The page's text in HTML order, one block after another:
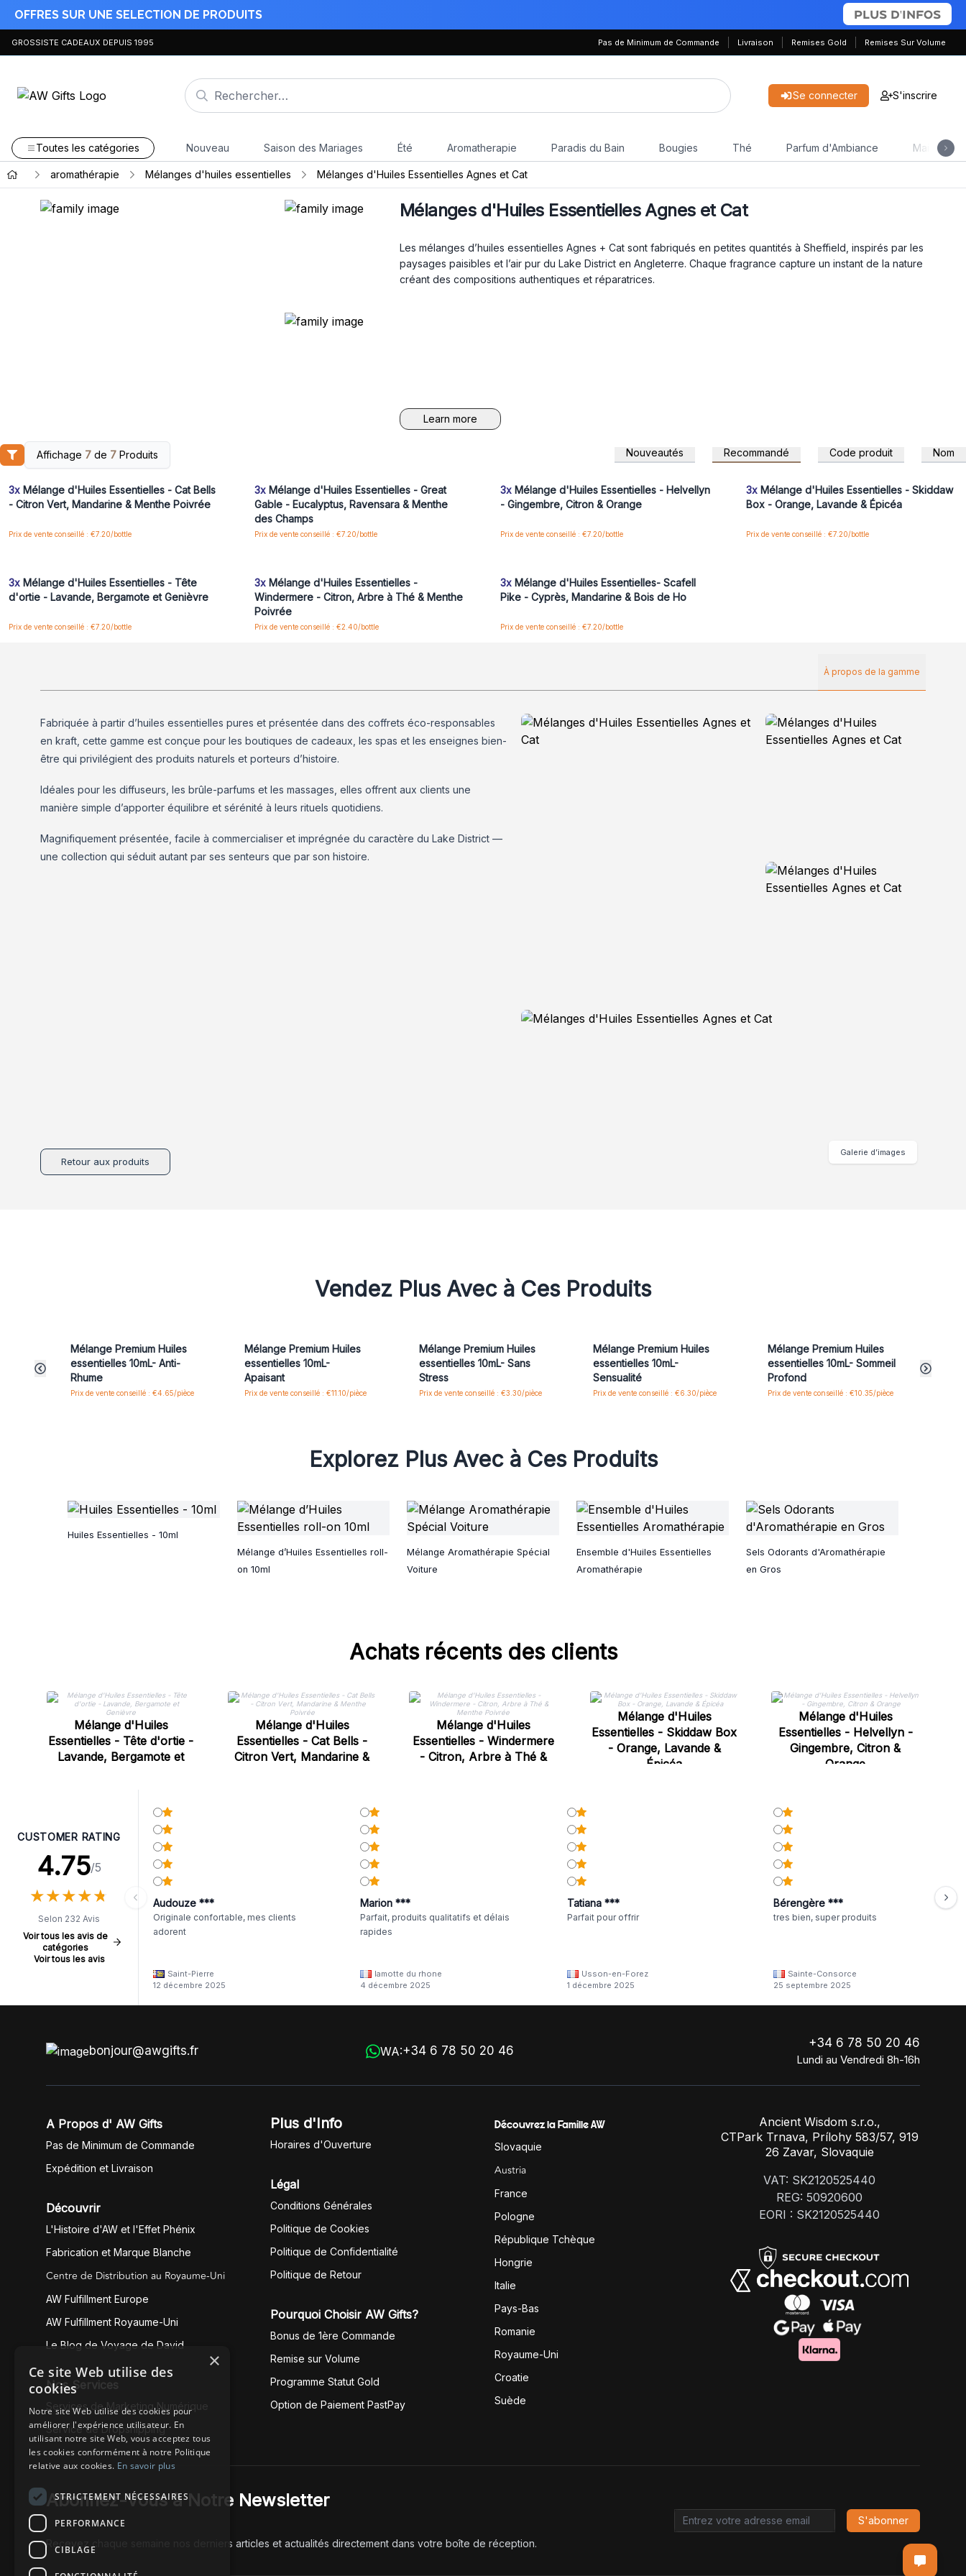
OFFRES SUR UNE SELECTION DE PRODUITS PLUS D'INFOS
GROSSISTE CADEAUX DEPUIS 1995 Pas de Minimum de Commande Livraison Remises Gold Remises Sur Volume
Se connecter S'inscrire
Toutes les catégories Nouveau Saison des Mariages Été Aromatherapie Paradis du Bain Bougies Thé Parfum d'Ambiance Maison &
aromathérapie Mélanges d'huiles essentielles Mélanges d'Huiles Essentielles Agnes et Cat
Mélanges d'Huiles Essentielles Agnes et Cat
Les mélanges d’huiles essentielles Agnes + Cat sont fabriqués en petites quantités à Sheffield, inspirés par les
paysages paisibles et l’air pur du Lake District en Angleterre. Chaque fragrance capture un instant de la nature
créant des compositions authentiques et réparatrices.
Learn more
Affichage 7de 7Produits Nouveautés Recommandé Code produit Nom
Connectez-vous ou inscrivez-vous pour accéder
aux prix de gros
3x Mélange d'Huiles Essentielles - Cat Bells
- Citron Vert, Mandarine & Menthe Poivrée
Prix de vente conseillé : €7.20/bottle
3x Mélange d'Huiles Essentielles - Great
Gable - Eucalyptus, Ravensara & Menthe
des Champs
Prix de vente conseillé : €7.20/bottle
Connectez-vous ou inscrivez-vous pour accéder
aux prix de gros
3x Mélange d'Huiles Essentielles - Helvellyn
- Gingembre, Citron & Orange
Prix de vente conseillé : €7.20/bottle
Connectez-vous ou inscrivez-vous pour accéder
aux prix de gros
3x Mélange d'Huiles Essentielles - Skiddaw
Box - Orange, Lavande & Épicéa
Prix de vente conseillé : €7.20/bottle
3x Mélange d'Huiles Essentielles - Tête
d'ortie - Lavande, Bergamote et Genièvre
Prix de vente conseillé : €7.20/bottle
3x Mélange d'Huiles Essentielles -
Windermere - Citron, Arbre à Thé & Menthe
Poivrée
Prix de vente conseillé : €2.40/bottle
3x Mélange d'Huiles Essentielles- Scafell
Pike - Cyprès, Mandarine & Bois de Ho
Prix de vente conseillé : €7.20/bottle
À propos de la gamme
Fabriquée à partir d’huiles essentielles pures et présentée dans des coffrets éco-responsables
en kraft, cette gamme est conçue pour les boutiques de cadeaux, les spas et les enseignes bien-
être qui privilégient des produits naturels et porteurs d’histoire.
Idéales pour les diffuseurs, les brûle-parfums et les massages, elles offrent aux clients une
manière simple d’apporter équilibre et sérénité à leurs rituels quotidiens.
Magnifiquement présentée, facile à commercialiser et imprégnée du caractère du Lake District —
une collection qui séduit autant par ses senteurs que par son histoire.
Retour aux produits
Galerie d’images
Vendez Plus Avec à Ces Produits
Mélange Premium Huiles
essentielles 10mL- Anti-
Rhume
Prix de vente conseillé : €4.65/pièce
Mélange Premium Huiles
essentielles 10mL-
Apaisant
Prix de vente conseillé : €11.10/pièce
Mélange Premium Huiles
essentielles 10mL- Sans
Stress
Prix de vente conseillé : €3.30/pièce
Mélange Premium Huiles
essentielles 10mL-
Sensualité
Prix de vente conseillé : €6.30/pièce
Mélange Premium Huiles
essentielles 10mL- Sommeil
Profond
Prix de vente conseillé : €10.35/pièce
Explorez Plus Avec à Ces Produits
Huiles Essentielles - 10ml
Mélange d’Huiles Essentielles roll-
on 10ml
Mélange Aromathérapie Spécial
Voiture
Ensemble d'Huiles Essentielles
Aromathérapie
Sels Odorants d'Aromathérapie
en Gros
Achats récents des clients
Mélange d'Huiles
Essentielles - Tête d'ortie -
Lavande, Bergamote et
Mélange d'Huiles
Essentielles - Cat Bells -
Citron Vert, Mandarine &
Mélange d'Huiles
Essentielles - Windermere
- Citron, Arbre à Thé &
Mélange d'Huiles
Essentielles - Skiddaw Box
- Orange, Lavande &
Épicéa
Mélange d'Huiles
Essentielles - Helvellyn -
Gingembre, Citron &
Orange
CUSTOMER RATING
4.75/5
★★★★★
★★★★★
Selon 232 Avis
Voir tous les avis de
catégories
Voir tous les avis
Audouze ***
Originale confortable, mes clients
adorent
Saint-Pierre
12 décembre 2025
Marion ***
Parfait, produits qualitatifs et délais
rapides
lamotte du rhone
4 décembre 2025
Tatiana ***
Parfait pour offrir
Usson-en-Forez
1 décembre 2025
Bérengère ***
tres bien, super produits
Sainte-Consorce
25 septembre 2025
bonjour@awgifts.fr WA:+34 6 78 50 20 46
+34 6 78 50 20 46
Lundi au Vendredi 8h-16h
A Propos d' AW Gifts
Pas de Minimum de Commande
Expédition et Livraison
Découvrir
L'Histoire d'AW et l'Effet Phénix
Fabrication et Marque Blanche
Centre de Distribution au Royaume-Uni
AW Fulfillment Europe
AW Fulfillment Royaume-Uni
Le Blog de Voyage de David
Nos Services
Services de Marketing Numérique
Service de Dropshipping
Plus d'Info
Horaires d'Ouverture
Légal
Conditions Générales
Politique de Cookies
Politique de Confidentialité
Politique de Retour
Pourquoi Choisir AW Gifts?
Bonus de 1ère Commande
Remise sur Volume
Programme Statut Gold
Option de Paiement PastPay
Découvrez la Famille AW
Slovaquie
Austria
France
Pologne
République Tchèque
Hongrie
Italie
Pays-Bas
Romanie
Royaume-Uni
Croatie
Suède
Ancient Wisdom s.r.o.,
CTPark Trnava, Prílohy 583/57, 919
26 Zavar, Slovaquie
VAT: SK2120525440
REG: 50920600
EORI : SK2120525440
Abonnez-Vous à Notre Newsletter
Recevez chaque semaine nos derniers articles et actualités directement dans votre boîte de réception.
Email address
S'abonner
×
Ce site Web utilise des
cookies
Notre site Web utilise des cookies pour
améliorer l'expérience utilisateur. En
utilisant notre site Web, vous acceptez tous
les cookies conformément à notre Politique
relative aux cookies. En savoir plus
STRICTEMENT NÉCESSAIRES
PERFORMANCE
CIBLAGE